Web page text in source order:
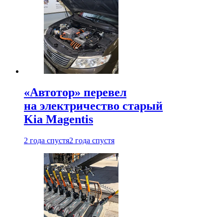
«Автотор» перевел
на электричество старый
Kia Magentis
2 года спустя2 года спустя